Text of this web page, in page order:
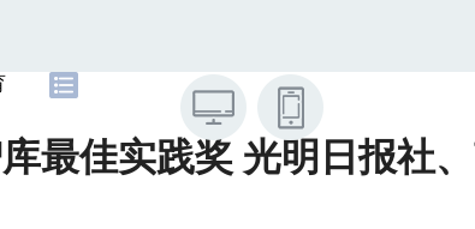
最佳实践奖 光明日报社